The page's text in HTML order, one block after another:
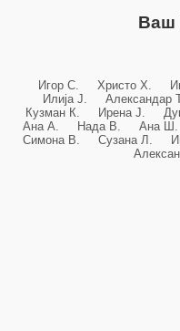
Ваш
Игор С. Христо Х.
Илија Ј.
Кузман К. Ирена Ј.
Ана А. Нада В. Ана
Симона В. Сузана Л.